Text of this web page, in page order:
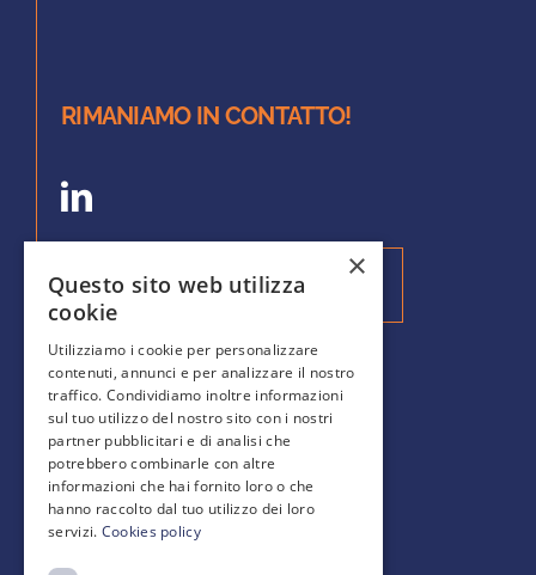
RIMANIAMO IN CONTATTO!
Iscriviti alla nostra Newsletter
SCOPRI DI PIÙ
Gallery
Blog
FAQ
×
Questo sito web utilizza
cookie
Utilizziamo i cookie per personalizzare
contenuti, annunci e per analizzare il nostro
traffico. Condividiamo inoltre informazioni
sul tuo utilizzo del nostro sito con i nostri
partner pubblicitari e di analisi che
potrebbero combinarle con altre
informazioni che hai fornito loro o che
hanno raccolto dal tuo utilizzo dei loro
servizi. Cookies policy